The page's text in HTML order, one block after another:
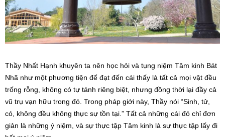
Thầy Nhất Hạnh khuyên ta nên học hỏi và tụng niệm Tâm kinh Bát
Nhã như một phương tiện để đạt đến cái thấy là tất cả mọi vật đều
trống rỗng, không có tự tánh riêng biệt, nhưng đồng thời lại đầy cả
vũ trụ vạn hữu trong đó. Trong pháp giới này, Thầy nói “Sinh, tử,
có, không đều không thực sự tồn tại.” Tất cả những cái đó chỉ đơn
giản là những ý niệm, và sự thực tập Tâm kinh là sự thực tập lấy đi